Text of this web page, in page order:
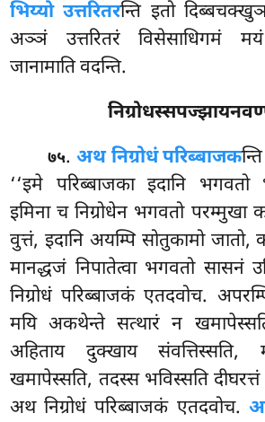
भिय्यो उत्तरितरन्ति इतो
अञ्ञं उत्तरितरं विसेसाधिगमं
जानामाति वदन्ति.
७५. अथ निग्रोधं परिब्बाजक
‘‘इमे परिब्बाजका इदानि भगवतो
इमिना च निग्रोधेन भगवतो
वुत्तं, इदानि अयम्पि सोतुकामो जातो,
मानद्धजं निपातेत्वा भगवतो सासनं
निग्रोधं परिब्बाजकं एतदवोच.
मयि अकथेन्ते सत्थारं न
अहिताय दुक्खाय
खमापेस्सति, तदस्स भविस्सति दीघरत्तं
अथ निग्रोधं परिब्बाजकं एतदवोच.